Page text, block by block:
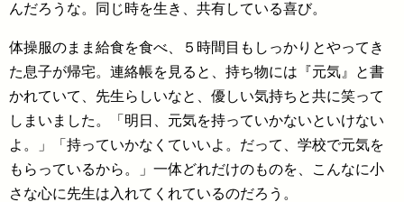
んだろうな。同じ時を生き、共有している喜び。
体操服のまま給食を食べ、５時間目もしっかりとやってき
た息子が帰宅。連絡帳を見ると、持ち物には『元気』と書
かれていて、先生らしいなと、優しい気持ちと共に笑って
しまいました。「明日、元気を持っていかないといけない
よ。」「持っていかなくていいよ。だって、学校で元気を
もらっているから。」一体どれだけのものを、こんなに小
さな心に先生は入れてくれているのだろう。